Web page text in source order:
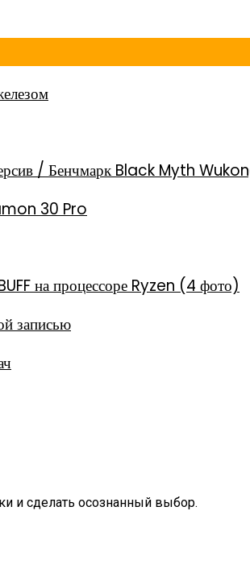
/ Бенчмарк Black Myth
30 Pro
на процессоре Ryzen (4 фото)
записью
и сделать осознанный выбор.